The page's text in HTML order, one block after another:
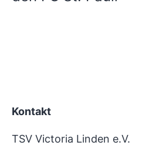
Kontakt
TSV Victoria Linden e.V.